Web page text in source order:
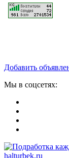
Добавить
Мы в соцсетях: